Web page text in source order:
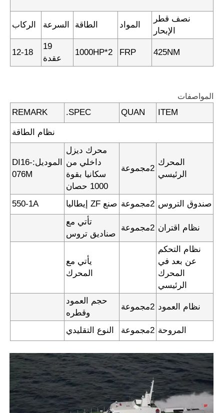
نصف قطر
الإبحار
المواد الطاقة السرعة الركاب
425NM
FRP
1000HP*2
19
عقدة
12-18
المواصفات
ITEM
QUAN
SPEC.
REMARK
نظام الطاقة
المحرك
الرئيسي
2مجموعة
محرك ديزل
داخلي من
سكانيا بقوة
1000 حصان
الموديل:DI16-
076M
صندوق التروس 2مجموعة صنع ZF إيطاليا 550-1A
نظام اقتران 2مجموعة
تأتي مع
صناديق تروس
نظام التحكم
عن بعد في
المحرك
الرئيسي
يأتي مع
المحرك
نظام العمود 2مجموعة
حجم العمود
وقطره
المروحة 2مجموعة النوع التقليدي